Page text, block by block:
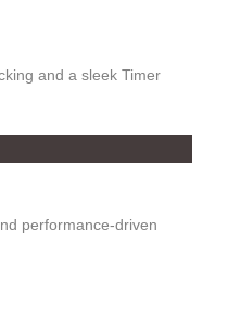
and a sleek Timer
performance-driven